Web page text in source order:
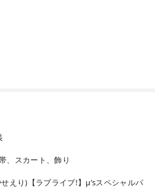
、スカート、飾り
えり)【ラブライブ!】μ’sスペシャルパ